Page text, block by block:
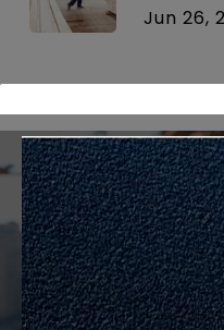
Jun 26,
Dron dalam